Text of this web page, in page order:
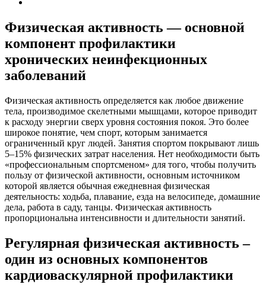
Физическая активность — основной
компонент профилактики
хронических неинфекционных
заболеваний
Физическая активность определяется как любое движение
тела, производимое скелетными мышцами, которое приводит
к расходу энергии сверх уровня состояния покоя. Это более
широкое понятие, чем спорт, которым занимается
ограниченный круг людей. Занятия спортом покрывают лишь
5–15% физических затрат населения. Нет необходимости быть
«профессиональным спортсменом» для того, чтобы получить
пользу от физической активности, основным источником
которой является обычная ежедневная физическая
деятельность: ходьба, плавание, езда на велосипеде, домашние
дела, работа в саду, танцы. Физическая активность
пропорциональна интенсивности и длительности занятий.
Регулярная физическая активность –
один из основных компонентов
кардиоваскулярной профилактики